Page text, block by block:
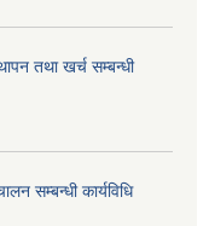
तथा खर्च सम्बन्धी
सम्बन्धी कार्यविधि